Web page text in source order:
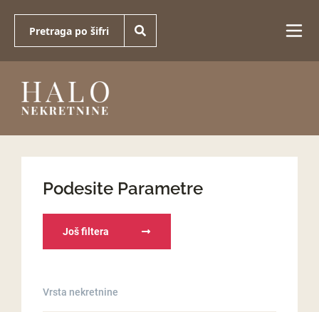
Podesite Parametre
Još filtera
Vrsta nekretnine